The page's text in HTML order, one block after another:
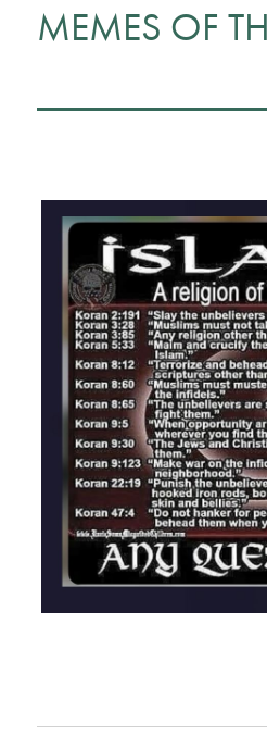
MEMES OF